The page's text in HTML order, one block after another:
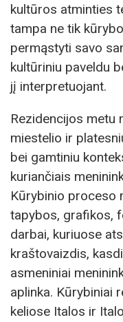
kultūros atminties
tampa ne tik
permąstyti savo
kultūriniu paveldu
jį interpretuojant.
Rezidencijos metu
miestelio ir
bei gamtiniu
kuriančiais
Kūrybinio proceso
tapybos, grafikos,
darbai, kuriuose
kraštovaizdis,
asmeniniai
aplinka. Kūrybiniai
keliose Italos ir